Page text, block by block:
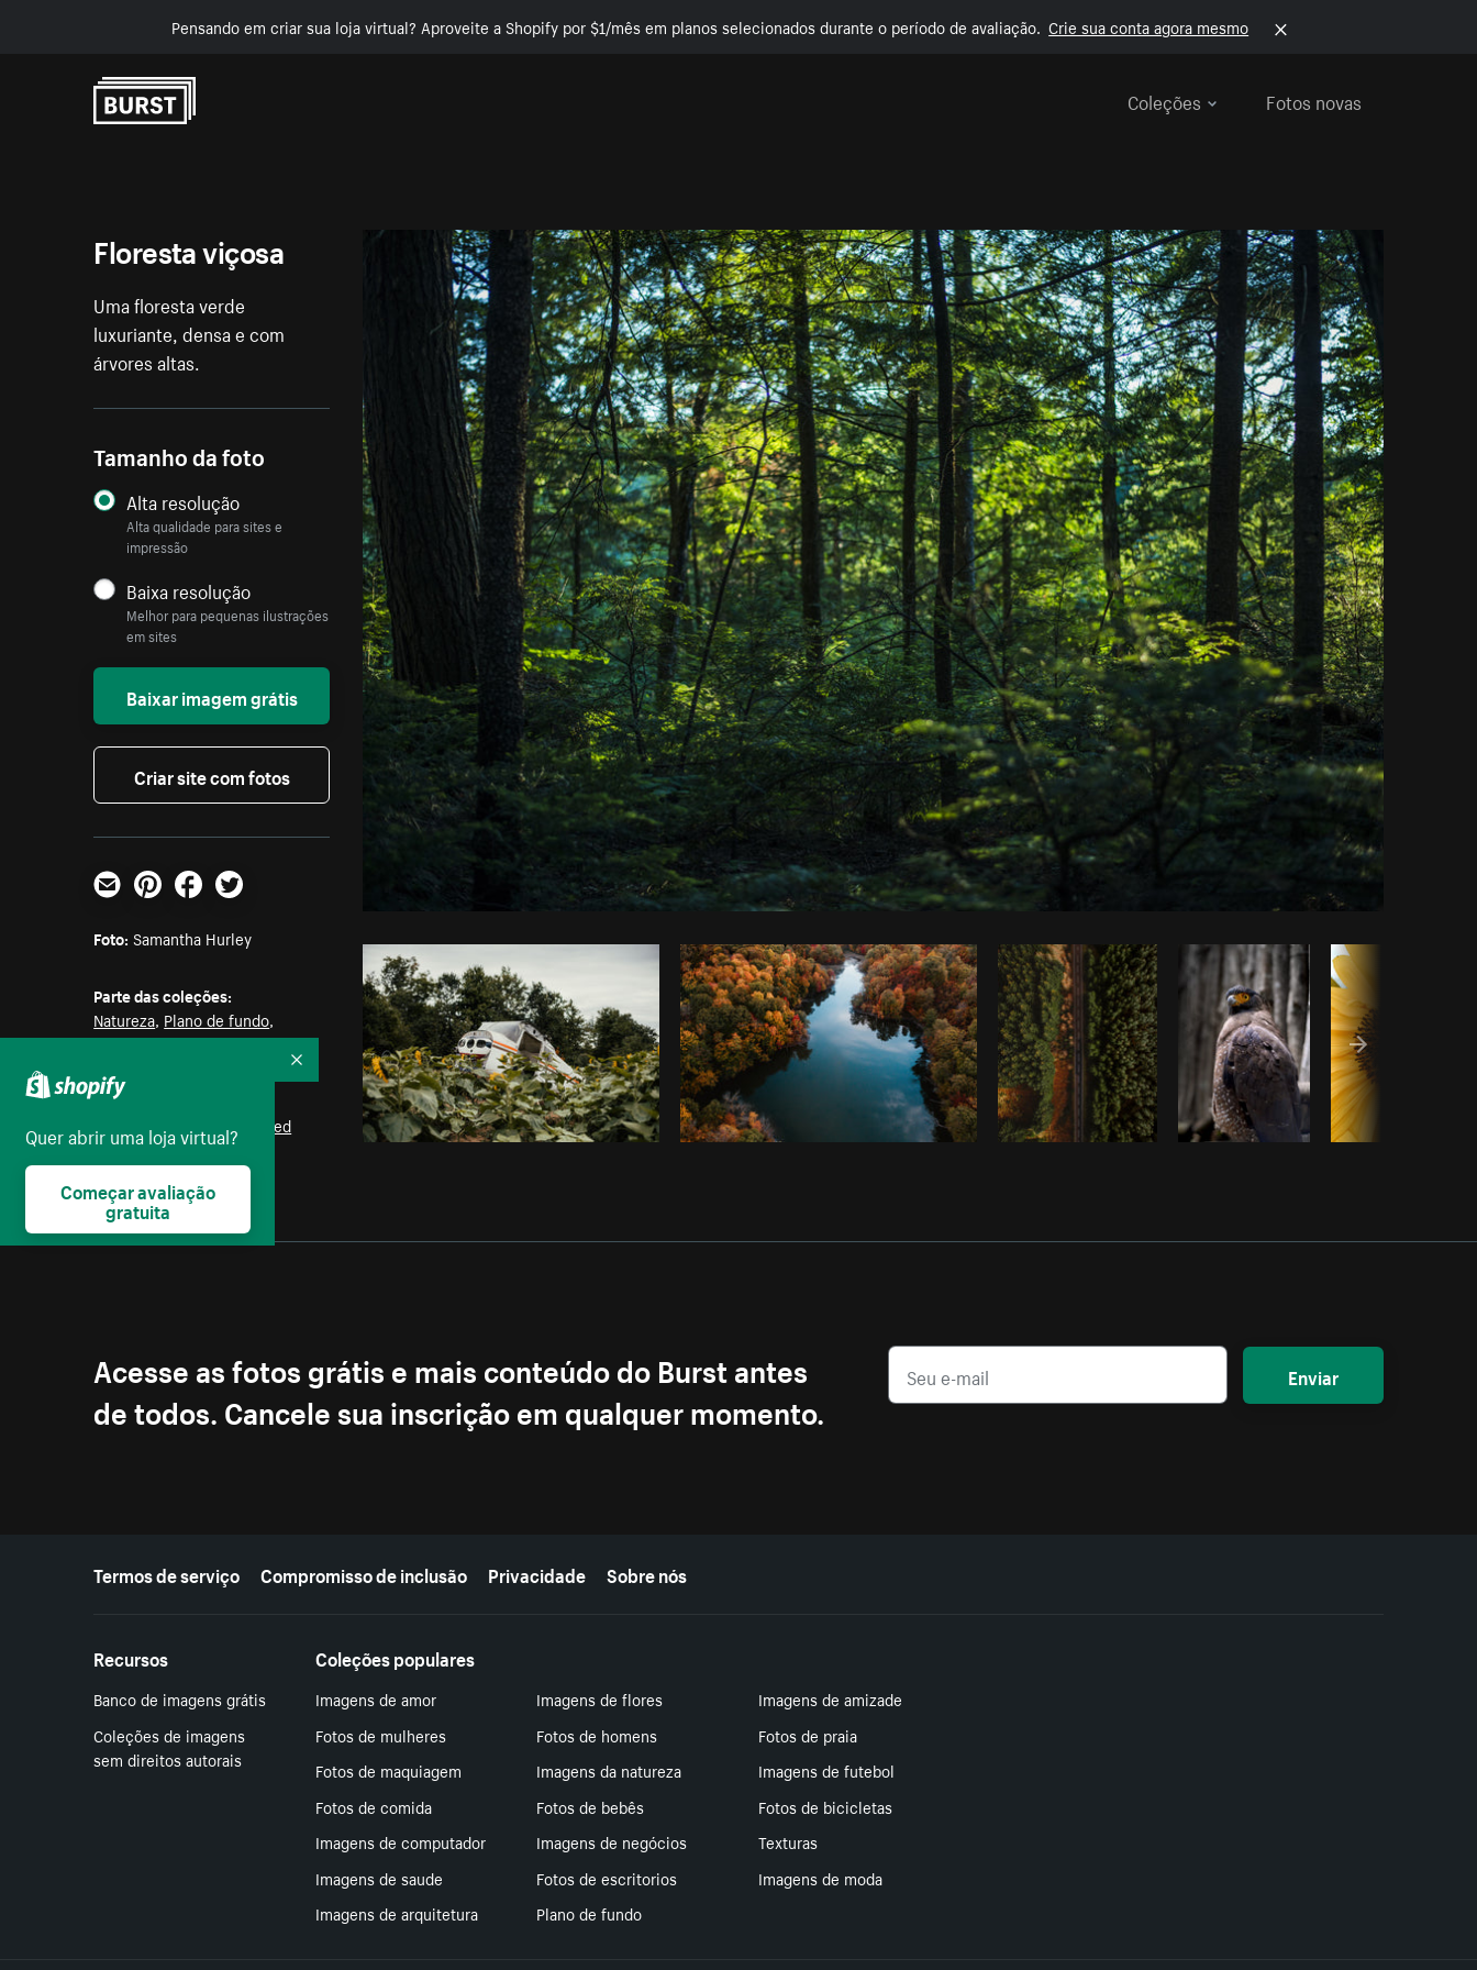
Pensando em criar sua loja virtual? Aproveite a Shopify por $1/mês em planos selecionados durante o período de avaliação. Crie sua conta agora mesmo
Coleções
Fotos novas
Foto da Samantha Hurley doBurst Copiar código
Floresta viçosa
Uma floresta verde
luxuriante, densa e com
árvores altas.
Tamanho da foto
Alta resolução
Alta qualidade para sites e
impressão
Baixa resolução
Melhor para pequenas ilustrações
em sites
Baixar imagem grátis
Criar site com fotos
E-mailPinterestFacebookTwitter
Foto: Samantha Hurley
Parte das coleções:
Natureza, Plano de fundo,
Arvores
Licença:
Burst Some Rights Reserved
Acesse as fotos grátis e mais conteúdo do Burst antes
de todos. Cancele sua inscrição em qualquer momento.
Enviar
Mais recursos
Termos de serviço Compromisso de inclusão Privacidade Sobre nós
Recursos
Banco de imagens grátis
Coleções de imagens
sem direitos autorais
Coleções populares
Imagens de amor Imagens de flores
Imagens de amizade
Fotos de mulheres
Fotos de homens
Fotos de praia
Fotos de maquiagem
Imagens da natureza
Imagens de futebol
Fotos de comida
Fotos de bebês
Fotos de bicicletas
Imagens de computador
Imagens de negócios
Texturas
Imagens de saude
Fotos de escritorios
Imagens de moda
Imagens de arquitetura
Plano de fundo
Quer abrir uma loja virtual?
Começar avaliação
gratuita
Recolher